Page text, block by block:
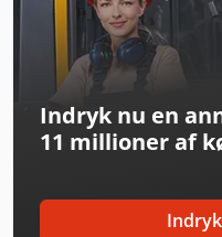
Gildemeister Nef 320 K
Gildemeister Nef 400
Gildemeister Twin 65
Lvd Ppeb 400/61
Indryk nu en
11 millioner af